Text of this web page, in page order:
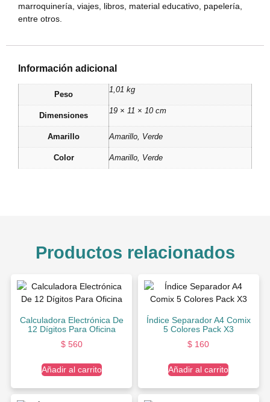
marroquinería, viajes, libros, material educativo, papelería,
entre otros.
Información adicional
Peso
1,01 kg
Dimensiones
19 × 11 × 10 cm
Amarillo Amarillo, Verde
Color Amarillo, Verde
Productos relacionados
Calculadora Electrónica De
12 Dígitos Para Oficina
$560
Añadir al carrito
Índice Separador A4 Comix
5 Colores Pack X3
$ 160
Añadir al carrito